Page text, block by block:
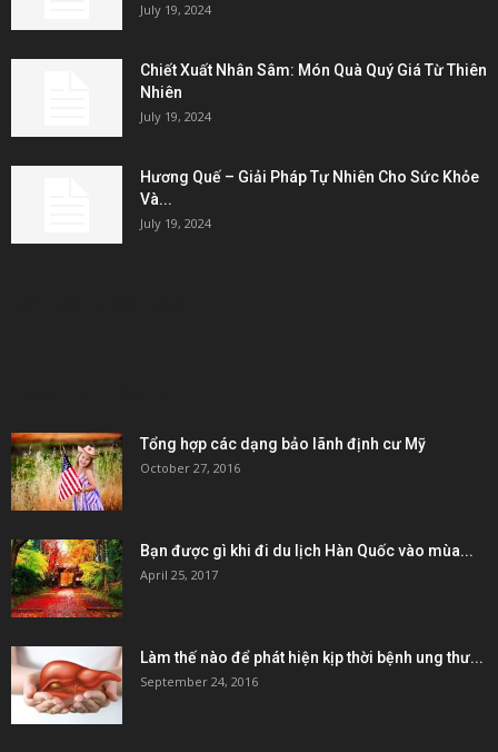
July 19, 2024
Chiết Xuất Nhân Sâm: Món Quà Quý Giá Từ Thiên
Nhiên
July 19, 2024
Hương Quế – Giải Pháp Tự Nhiên Cho Sức Khỏe
Và...
July 19, 2024
Tổng hợp các dạng bảo lãnh định cư Mỹ
October 27, 2016
Bạn được gì khi đi du lịch Hàn Quốc vào mùa...
April 25, 2017
Làm thế nào để phát hiện kịp thời bệnh ung thư...
September 24, 2016